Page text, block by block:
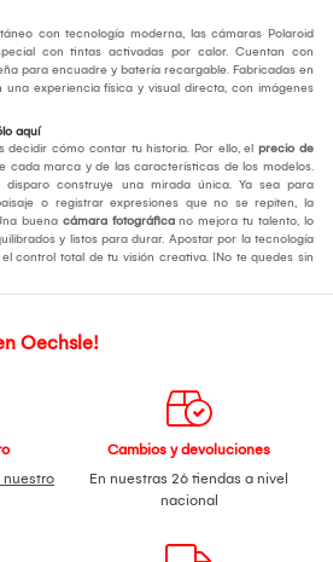
con tecnología moderna, las cámaras Polaroid
con tintas activadas por calor. Cuentan con
para encuadre y batería recargable. Fabricadas en
experiencia física y visual directa, con imágenes
aquí
decidir cómo contar tu historia. Por ello, el precio de
cada marca y de las características de los modelos.
disparo construye una mirada única. Ya sea para
o registrar expresiones que no se repiten, la
buena cámara fotográfica no mejora tu talento, lo
y listos para durar. Apostar por la tecnología
control total de tu visión creativa. ¡No te quedes sin
Oechsle!
nuestro
Cambios y devoluciones
En nuestras 26 tiendas a nivel
nacional